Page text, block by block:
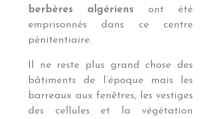
berbères algériens ont été
emprisonnés dans ce centre
pénitentiaire.
Il ne reste plus grand chose des
bâtiments de l’époque mais les
barreaux aux fenêtres, les vestiges
des cellules et la végétation